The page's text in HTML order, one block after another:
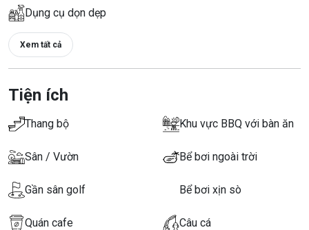
Dụng cụ dọn dẹp
Xem tất cả
Tiện ích
Thang bộ Khu vực BBQ với bàn ăn
Sân / Vườn Bể bơi ngoài trời
Gần sân golf Bể bơi xịn sò
Quán cafe Câu cá